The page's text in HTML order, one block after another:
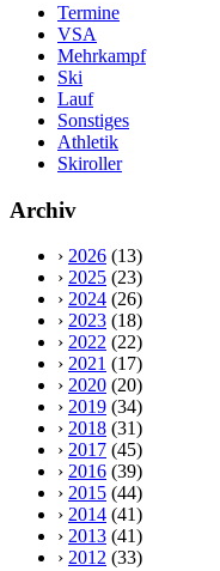
Termine
VSA
Mehrkampf
Ski
Lauf
Sonstiges
Athletik
Skiroller
Archiv
› 2026 (13)
› 2025 (23)
› 2024 (26)
› 2023 (18)
› 2022 (22)
› 2021 (17)
› 2020 (20)
› 2019 (34)
› 2018 (31)
› 2017 (45)
› 2016 (39)
› 2015 (44)
› 2014 (41)
› 2013 (41)
› 2012 (33)